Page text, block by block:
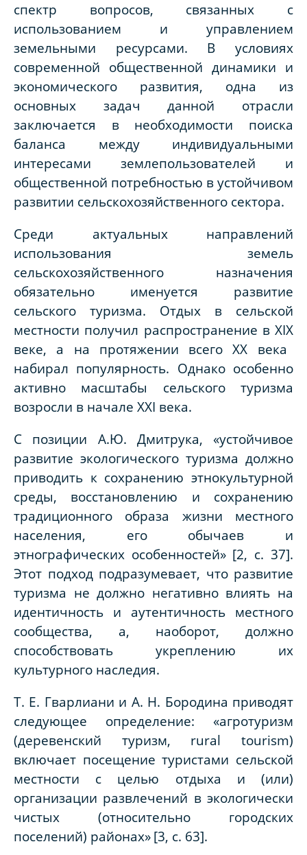
спектр вопросов, связанных с
использованием и управлением
земельными ресурсами. В условиях
современной общественной динамики и
экономического развития, одна из
основных задач данной отрасли
заключается в необходимости поиска
баланса между индивидуальными
интересами землепользователей и
общественной потребностью в устойчивом
развитии сельскохозяйственного сектора.
Среди актуальных направлений
использования земель
сельскохозяйственного назначения
обязательно именуется развитие
сельского туризма. Отдых в сельской
местности получил распространение в XIX
веке, а на протяжении всегоXX века
набирал популярность. Однако особенно
активно масштабы сельского туризма
возросли в начале XXI века.
С позиции А.Ю. Дмитрука, «устойчивое
развитие экологического туризма должно
приводить к сохранению этнокультурной
среды, восстановлению и сохранению
традиционного образа жизни местного
населения, его обычаев и
этнографических особенностей» [2, с. 37].
Этот подход подразумевает, что развитие
туризма не должно негативно влиять на
идентичность и аутентичность местного
сообщества, а, наоборот, должно
способствовать укреплению их
культурного наследия.
Т. Е. Гварлиани и А. Н. Бородина приводят
следующее определение: «агротуризм
(деревенский туризм, rural tourism)
включает посещение туристами сельской
местности с целью отдыха и (или)
организации развлечений в экологически
чистых (относительно городских
поселений) районах» [3, с. 63].